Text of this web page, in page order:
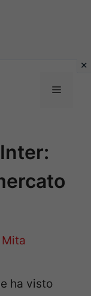
Menu
ha visto